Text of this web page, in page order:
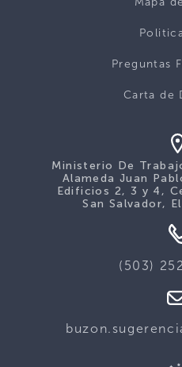
Preguntas
Carta de
Ministerio De
Alameda Juan
Edificios 2, 3 y 4,
San Salvador,
(503)